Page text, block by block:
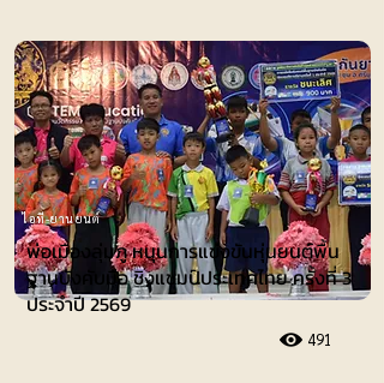
พ่อเมืองลุ่มภู หนุนการแข่งขันหุ่นยนต์พื้น
ฐานบังคับมือ ชิงแชมป์ประเทศไทย ครั้งที่ 3
ประจำปี 2569
491
ไอที-ยานยนต์